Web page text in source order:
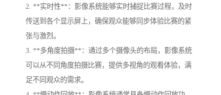
2. **实时性**：影像系统能够实时捕捉比赛过程，及时
传送到各个显示屏上，确保观众能够同步体验比赛的紧
张与激烈。
3. **多角度拍摄**：通过多个摄像头的布局，影像系统
可以从不同角度拍摄比赛，提供多视角的观看体验，满
足不同观众的需求。